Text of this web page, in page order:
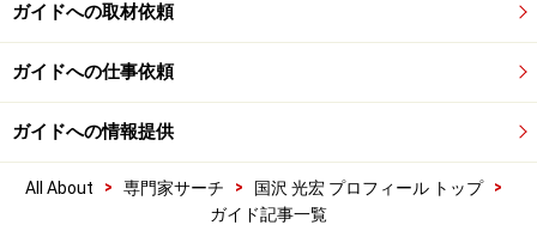
ガイドへの取材依頼
ガイドへの仕事依頼
ガイドへの情報提供
All About > 専門家サーチ > 国沢 光宏 プロフィール トップ
>
ガイド記事一覧